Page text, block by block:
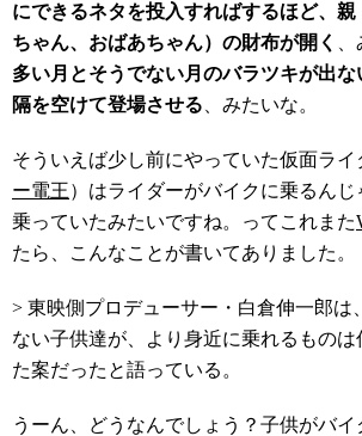
にできるネタを投入すればするほど、
ちゃん、おばあちゃん）の財布が開く
多い月とそうでない月のバラツキが出な
隔を空けて登場させる 、みたいな。
そういえば少し前にやっていた仮面ライ
ー電王）はライダーがバイクに乗るんじ
乗っていたみたいですね。ってこれまた
たら、こんなことが書いてありました。
> 東映側プロデューサー・白倉伸一郎は
ない子供達が、より身近に乗れるものは
た案だったと語っている。
うーん、どうなんでしょう？子供がバ